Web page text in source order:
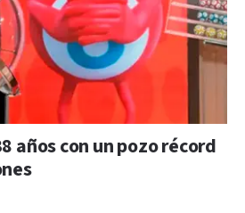
años con un pozo récord